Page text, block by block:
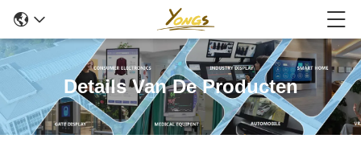
Details Van De Producten